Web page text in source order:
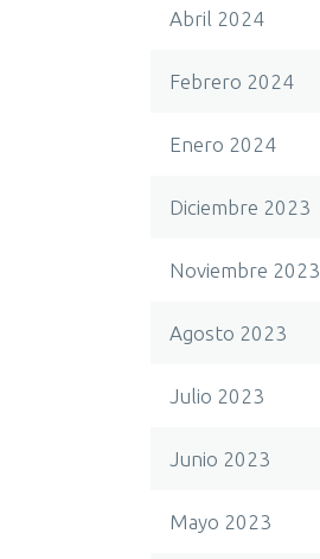
Abril 2024
Febrero 2024
Enero 2024
Diciembre 2023
Noviembre 2023
Agosto 2023
Julio 2023
Junio 2023
Mayo 2023